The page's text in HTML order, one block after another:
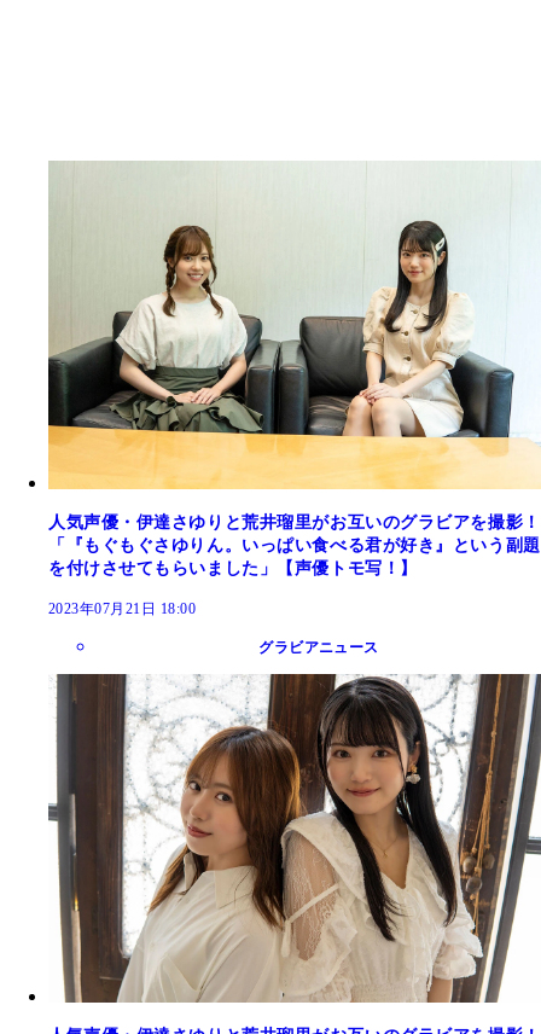
人気声優・伊達さゆりと荒井瑠里がお互いのグラビアを撮影！
「『もぐもぐさゆりん。いっぱい食べる君が好き』という副題
を付けさせてもらいました」【声優トモ写！】
2023年07月21日 18:00
グラビアニュース